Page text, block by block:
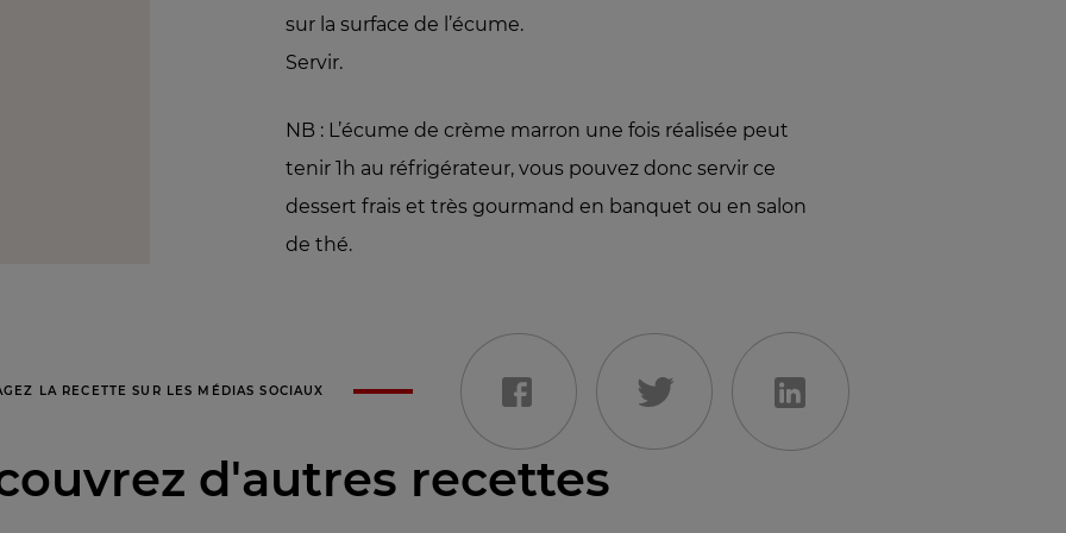
sur la surface de l’écume.
Servir.
NB : L’écume de crème marron une fois réalisée peut
tenir 1h au réfrigérateur, vous pouvez donc servir ce
dessert frais et très gourmand en banquet ou en salon
de thé.
LA RECETTE SUR LES MÉDIAS SOCIAUX
d'autres recettes